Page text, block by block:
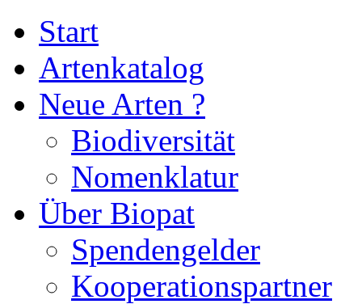
Start
Artenkatalog
Neue Arten ?
Biodiversität
Nomenklatur
Über Biopat
Spendengelder
Kooperationspartner